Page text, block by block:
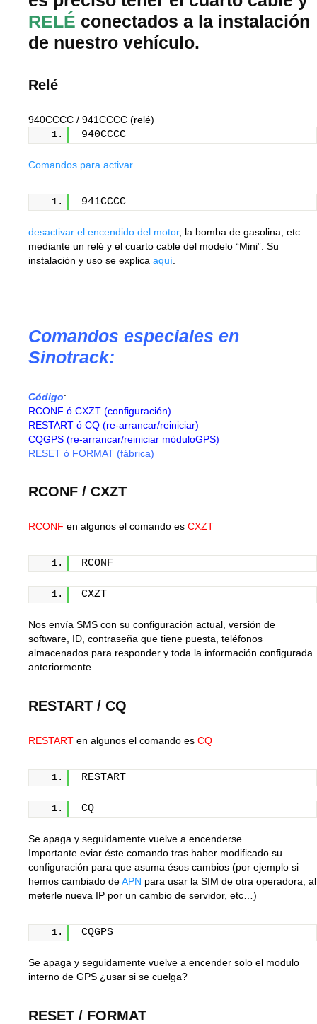
RELÉ conectados a la instalación
de nuestro vehículo.
Relé
940CCCC / 941CCCC (relé)
940CCCC
Comandos para activar
941CCCC
desactivar el encendido del motor, la bomba de gasolina, etc…
mediante un relé y el cuarto cable del modelo “Mini”. Su
instalación y uso se explica aquí
Comandos especiales en
Sinotrack:
Código:
RCONF ó CXZT
RESTART ó CQ
CQGPS
RESET ó FORMAT
RCONF / CXZT
RCONF en algunos el comando es CXZT
RCONF
CXZT
Nos envía SMS con su configuración actual, versión de
software, ID, contraseña que tiene puesta, teléfonos
almacenados para responder y toda la información configurada
anteriormente
RESTART / CQ
RESTART en algunos el comando es CQ
RESTART
CQ
Se apaga y seguidamente vuelve a encenderse.
Importante eviar éste comando tras haber modificado su
configuración para que asuma ésos cambios (por ejemplo si
hemos cambiado deAPN para usar la SIM de otra operadora, al
meterle nueva IP por un cambio de servidor, etc…)
CQGPS
Se apaga y seguidamente vuelve a encender solo el modulo
interno de GPS ¿usar si se cuelga?
RESET / FORMAT